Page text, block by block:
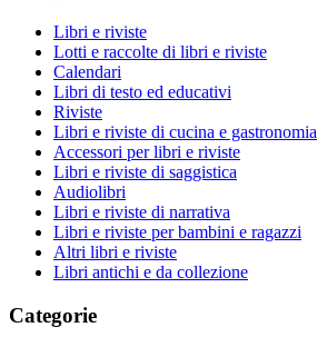
Libri e riviste
Lotti e raccolte di libri e riviste
Calendari
Libri di testo ed educativi
Riviste
Libri e riviste di cucina e gastronomia
Accessori per libri e riviste
Libri e riviste di saggistica
Audiolibri
Libri e riviste di narrativa
Libri e riviste per bambini e ragazzi
Altri libri e riviste
Libri antichi e da collezione
Categorie